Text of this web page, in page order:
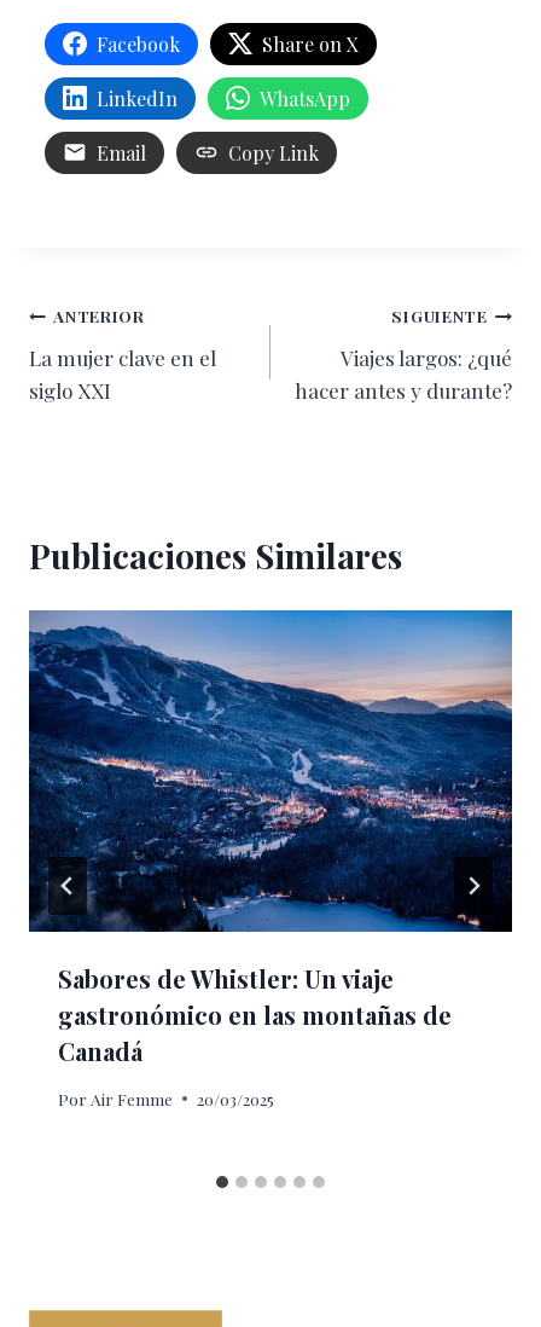
Facebook Share on X
LinkedIn WhatsApp
Email Copy Link
Navegación
de
ANTERIOR
La mujer clave en el
siglo XXI
SIGUIENTE
Viajes largos: ¿qué
hacer antes y durante?
Publicaciones Similares
Sabores de Whistler: Un viaje
gastronómico en las montañas de
Canadá
Por Air Femme 20/03/2025